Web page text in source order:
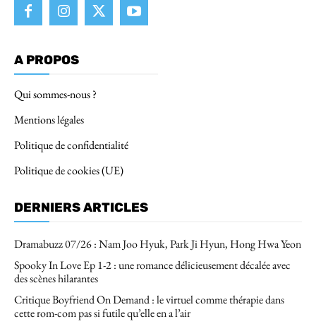
A PROPOS
Qui sommes-nous ?
Mentions légales
Politique de confidentialité
Politique de cookies (UE)
DERNIERS ARTICLES
Dramabuzz 07/26 : Nam Joo Hyuk, Park Ji Hyun, Hong Hwa Yeon
Spooky In Love Ep 1-2 : une romance délicieusement décalée avec
des scènes hilarantes
Critique Boyfriend On Demand : le virtuel comme thérapie dans
cette rom-com pas si futile qu’elle en a l’air